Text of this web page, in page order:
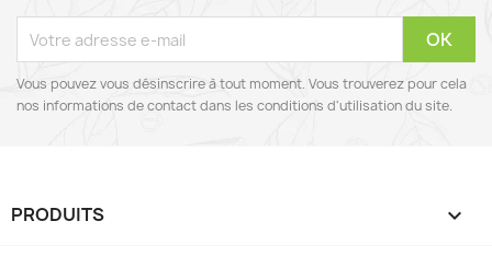
Vous pouvez vous désinscrire à tout moment. Vous trouverez pour cela
nos informations de contact dans les conditions d'utilisation du site.
PRODUITS 